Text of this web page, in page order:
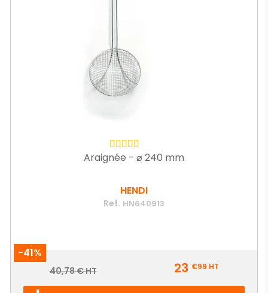
Araignée - ⌀ 240 mm
HENDI
Ref. HN640913
-41%
Prix
Prix
40,78 € HT 23 €99 HT